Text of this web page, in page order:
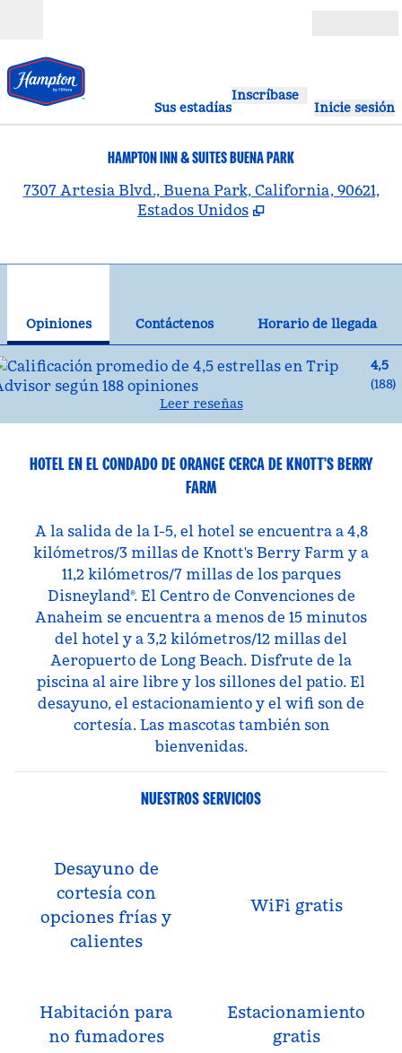
Sus estadías
Inscríbase
Inicie sesión
HAMPTON INN & SUITES BUENA PARK
7307 Artesia Blvd., Buena Park, California, 90621,
Estados Unidos
Opiniones Contáctenos
Horario de llegada
4,5
(188)
Leer reseñas
HOTEL EN EL CONDADO DE ORANGE CERCA DE KNOTT'S BERRY
FARM
A la salida de la I-5, el hotel se encuentra a 4,8
kilómetros/3 millas de Knott's Berry Farm y a
11,2 kilómetros/7 millas de los parques
Disneyland®. El Centro de Convenciones de
Anaheim se encuentra a menos de 15 minutos
del hotel y a 3,2 kilómetros/12 millas del
Aeropuerto de Long Beach. Disfrute de la
piscina al aire libre y los sillones del patio. El
desayuno, el estacionamiento y el wifi son de
cortesía. Las mascotas también son
bienvenidas.
NUESTROS SERVICIOS
Desayuno de
cortesía con
opciones frías y
calientes
WiFi gratis
Habitación para
no fumadores
Estacionamiento
gratis